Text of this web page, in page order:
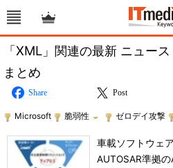
「XML」関連の最新 ニュー
まとめ
Share Post
Microsoft 脆弱性 ゼロデイ攻撃
車載ソフトウェ
AUTOSAR準拠